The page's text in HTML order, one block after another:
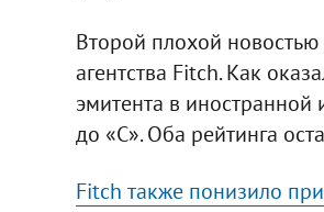
Второй плохой новостью
агентства Fitch. Как
эмитента в
до «С». Оба рейтинга
Fitch также понизило